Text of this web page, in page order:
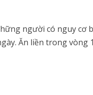
người có nguy cơ
Ăn liền trong vòng